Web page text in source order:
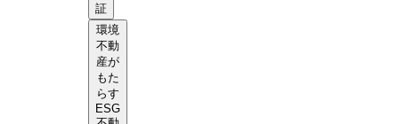
証
環境
不動
産が
もた
らす
ESG